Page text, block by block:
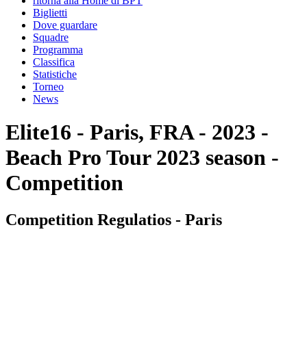
Biglietti
Dove guardare
Squadre
Programma
Classifica
Statistiche
Torneo
News
Elite16 - Paris, FRA - 2023 -
Beach Pro Tour 2023 season -
Competition
Competition Regulatios - Paris